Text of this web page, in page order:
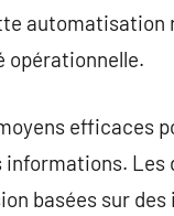
automatisation
opérationnelle.
efficaces
basées sur